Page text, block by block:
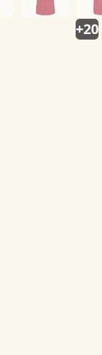
+20